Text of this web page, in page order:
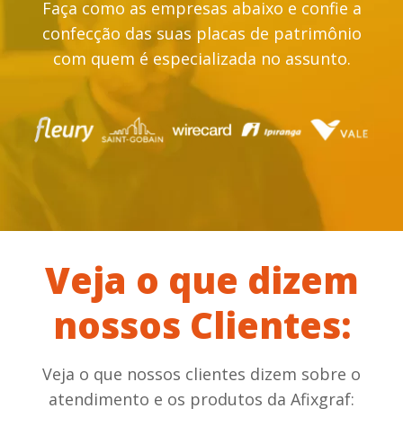
Faça como as empresas abaixo e confie a
confecção das suas placas de patrimônio
com quem é especializada no assunto.
Veja o que dizem
nossos Clientes:
Veja o que nossos clientes dizem sobre o
atendimento e os produtos da Afixgraf: